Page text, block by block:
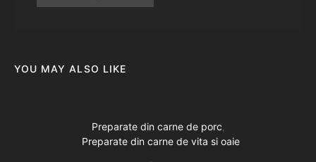
YOU MAY ALSO LIKE
Preparate din carne de porc
Preparate din carne de vita si oaie